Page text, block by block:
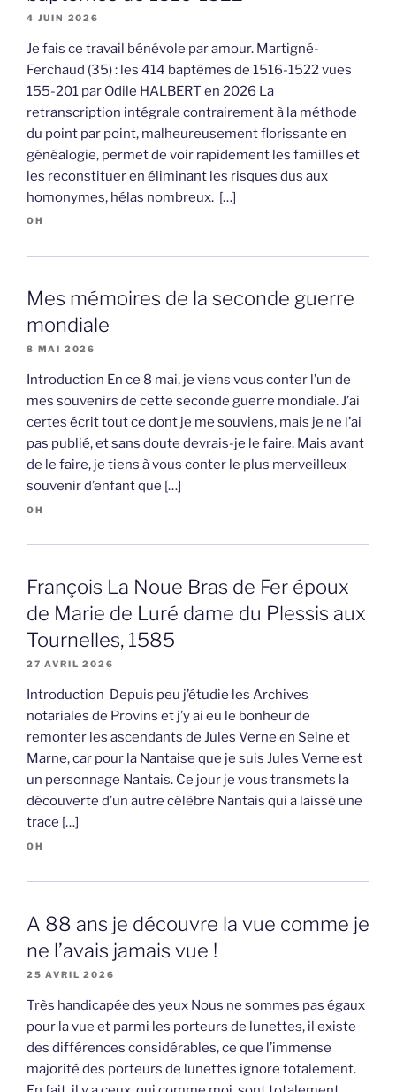
4 JUIN 2026
Je fais ce travail bénévole par amour. Martigné-
Ferchaud (35) : les 414 baptêmes de 1516-1522 vues
155-201 par Odile HALBERT en 2026 La
retranscription intégrale contrairement à la méthode
du point par point, malheureusement florissante en
généalogie, permet de voir rapidement les familles et
les reconstituer en éliminant les risques dus aux
homonymes, hélas nombreux. […]
OH
Mes mémoires de la seconde guerre
mondiale
8 MAI 2026
Introduction En ce 8 mai, je viens vous conter l’un de
mes souvenirs de cette seconde guerre mondiale. J’ai
certes écrit tout ce dont je me souviens, mais je ne l’ai
pas publié, et sans doute devrais-je le faire. Mais avant
de le faire, je tiens à vous conter le plus merveilleux
souvenir d’enfant que […]
OH
François La Noue Bras de Fer époux
de Marie de Luré dame du Plessis aux
Tournelles, 1585
27 AVRIL 2026
Introduction Depuis peu j’étudie les Archives
notariales de Provins et j’y ai eu le bonheur de
remonter les ascendants de Jules Verne en Seine et
Marne, car pour la Nantaise que je suis Jules Verne est
un personnage Nantais. Ce jour je vous transmets la
découverte d’un autre célèbre Nantais qui a laissé une
trace […]
OH
A 88 ans je découvre la vue comme je
ne l’avais jamais vue !
25 AVRIL 2026
Très handicapée des yeux Nous ne sommes pas égaux
pour la vue et parmi les porteurs de lunettes, il existe
des différences considérables, ce que l’immense
majorité des porteurs de lunettes ignore totalement.